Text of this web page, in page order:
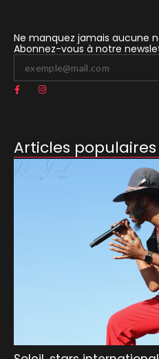
Ne manquez jamais aucune
Abonnez-vous à notre
Articles populaires